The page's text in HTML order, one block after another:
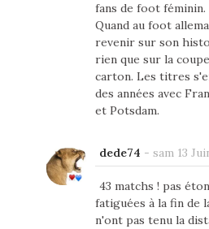
fans de foot féminin.
Quand au foot
revenir sur son
rien que sur la
carton. Les titres
des années avec
et Potsdam.
dede74 - sam 13
43 matchs ! pas
fatiguées à la fin de
n'ont pas tenu la